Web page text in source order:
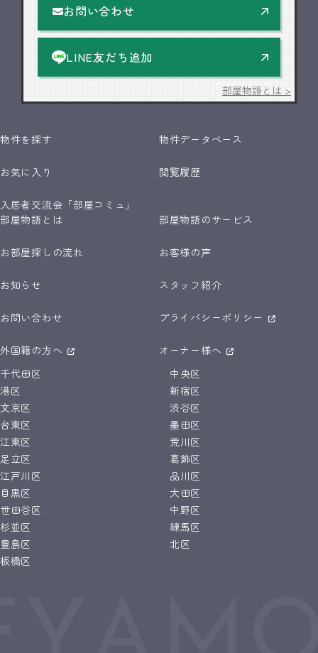
お問い合わせ
LINE友だち追加
部屋物語とは >
物件を探す 物件データベース
お気に入り 閲覧履歴
入居者交流会「部屋コミュ」
部屋物語とは
部屋物語のサービス
お部屋探しの流れ お客様の声
お知らせ スタッフ紹介
お問い合わせ プライバシーポリシー
外国籍の方へ
オーナー様へ
千代田区
中央区
港区
新宿区
文京区
渋谷区
台東区
墨田区
江東区
荒川区
足立区
葛飾区
江戸川区
品川区
目黒区
大田区
世田谷区
中野区
杉並区
練馬区
豊島区
北区
板橋区